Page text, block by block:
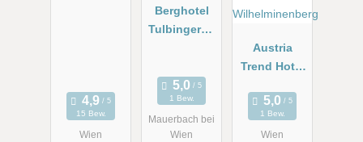
15 Bew.
Wien
Berghotel
Tulbingerko
1 Bew.
Mauerbach bei
Wien
Austria
Trend Hotel
Wilhelminen
berg
1 Bew.
Wien